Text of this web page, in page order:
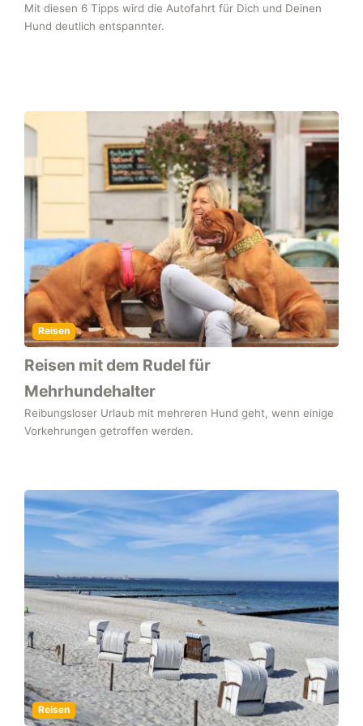
Mit diesen 6 Tipps wird die Autofahrt für Dich und Deinen
Hund deutlich entspannter.
Reisen
Reisen mit dem Rudel für
Mehrhundehalter
Reibungsloser Urlaub mit mehreren Hund geht, wenn einige
Vorkehrungen getroffen werden.
Reisen